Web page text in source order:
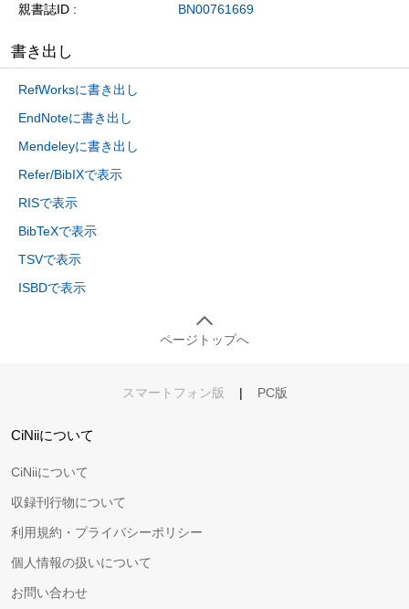
親書誌ID BN00761669
書き出し
RefWorksに書き出し
EndNoteに書き出し
Mendeleyに書き出し
Refer/BibIXで表示
RISで表示
BibTeXで表示
TSVで表示
ISBDで表示
ページトップへ
スマートフォン版 | PC版
CiNiiについて
CiNiiについて
収録刊行物について
利用規約・プライバシーポリシー
個人情報の扱いについて
お問い合わせ